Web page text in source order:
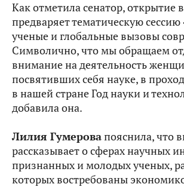
Как отметила сенатор, открытие
предваряет тематическую
ученые и глобальные вызовы
Символично, что мы обращаем
внимание на деятельность
посвятивших себя науке, в
в нашей стране Год науки и
добавила она.
Лилия Гумеровапояснила, что
рассказывает о сферах научных
признанных и молодых ученых,
которых востребованы